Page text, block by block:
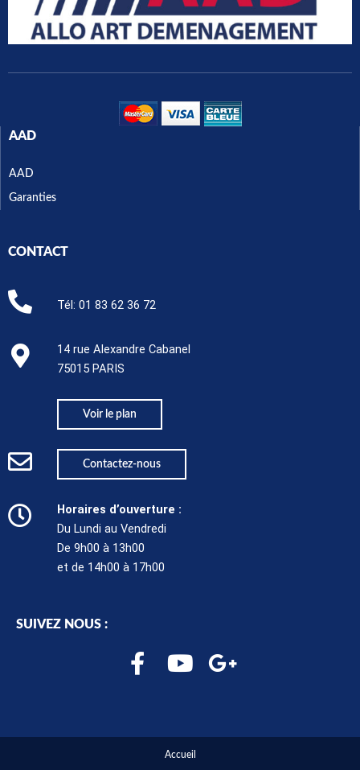
AAD
AAD
Garanties
CONTACT
Tél:01 83 62 36 72
14 rue Alexandre Cabanel
75015 PARIS​
Voir le plan
Contactez-nous
Horaires d’ouverture :
Du Lundi au Vendredi
De 9h00 à 13h00
et de 14h00 à 17h00
SUIVEZ NOUS :
F
e
Y
t
u
G
g
Accueil